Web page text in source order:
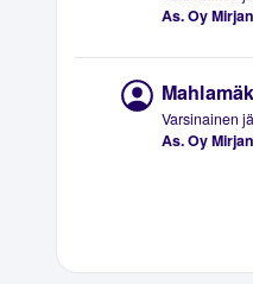
As. Oy
Varsinainen
As. Oy